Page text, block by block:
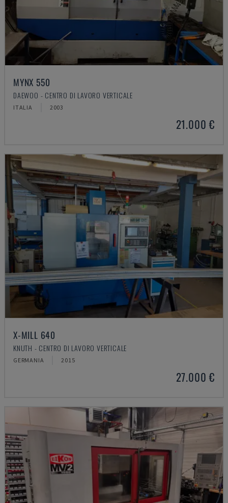
MYNX 550
DAEWOO - CENTRO DI LAVORO VERTICALE
ITALIA 2003
21.000 €
X-MILL 640
KNUTH - CENTRO DI LAVORO VERTICALE
GERMANIA 2015
27.000 €